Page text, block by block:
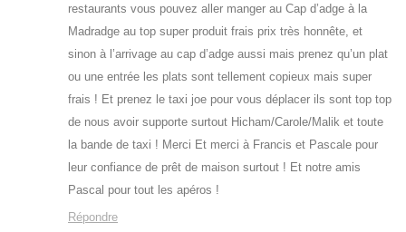
restaurants vous pouvez aller manger au Cap d’adge à la
Madradge au top super produit frais prix très honnête, et
sinon à l’arrivage au cap d’adge aussi mais prenez qu’un plat
ou une entrée les plats sont tellement copieux mais super
frais ! Et prenez le taxi joe pour vous déplacer ils sont top top
de nous avoir supporte surtout Hicham/Carole/Malik et toute
la bande de taxi ! Merci Et merci à Francis et Pascale pour
leur confiance de prêt de maison surtout ! Et notre amis
Pascal pour tout les apéros !
Répondre